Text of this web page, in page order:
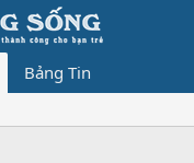
Bảng Tin